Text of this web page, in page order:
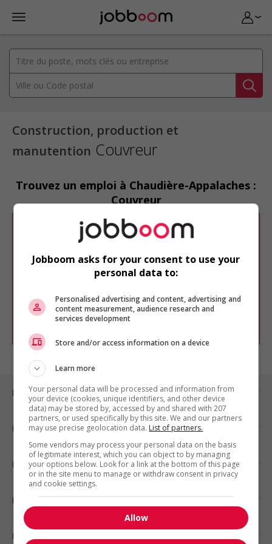
Construction, production et
manutention Couvreur
Trouvez un emploi à Chaudière-Appalaches :
Couvreur
Désolé, cette recherche n'a produit aucun
résultat.
Veuillez faire une nouvelle recherche.
Vous pouvez en tout temps utiliser nos
chercher un poste selon votre profil
d'intérêt en emploi en vousinscrivant
comme membre Jobboom.
Emplois par ville
Emplois par secteur
Emplois par statut
Emplois par type
Nos suggestions
Jobboom asks for your consent to use your
personal data to:
Personalised advertising and content, advertising and
content measurement, audience research and
services development
Store and/or access information on a device
Learn more
Your personal data will be processed and information from
your device (cookies, unique identifiers, and other device
data) may be stored by, accessed by and shared with 207
partners, or used specifically by this site. We and our partners
may use precise geolocation data. List of partners.
Some vendors may process your personal data on the basis
of legitimate interest, which you can object to by managing
your options below. Look for a link at the bottom of this page
or in the site menu to manage or withdraw consent in privacy
and cookie settings.
Allow